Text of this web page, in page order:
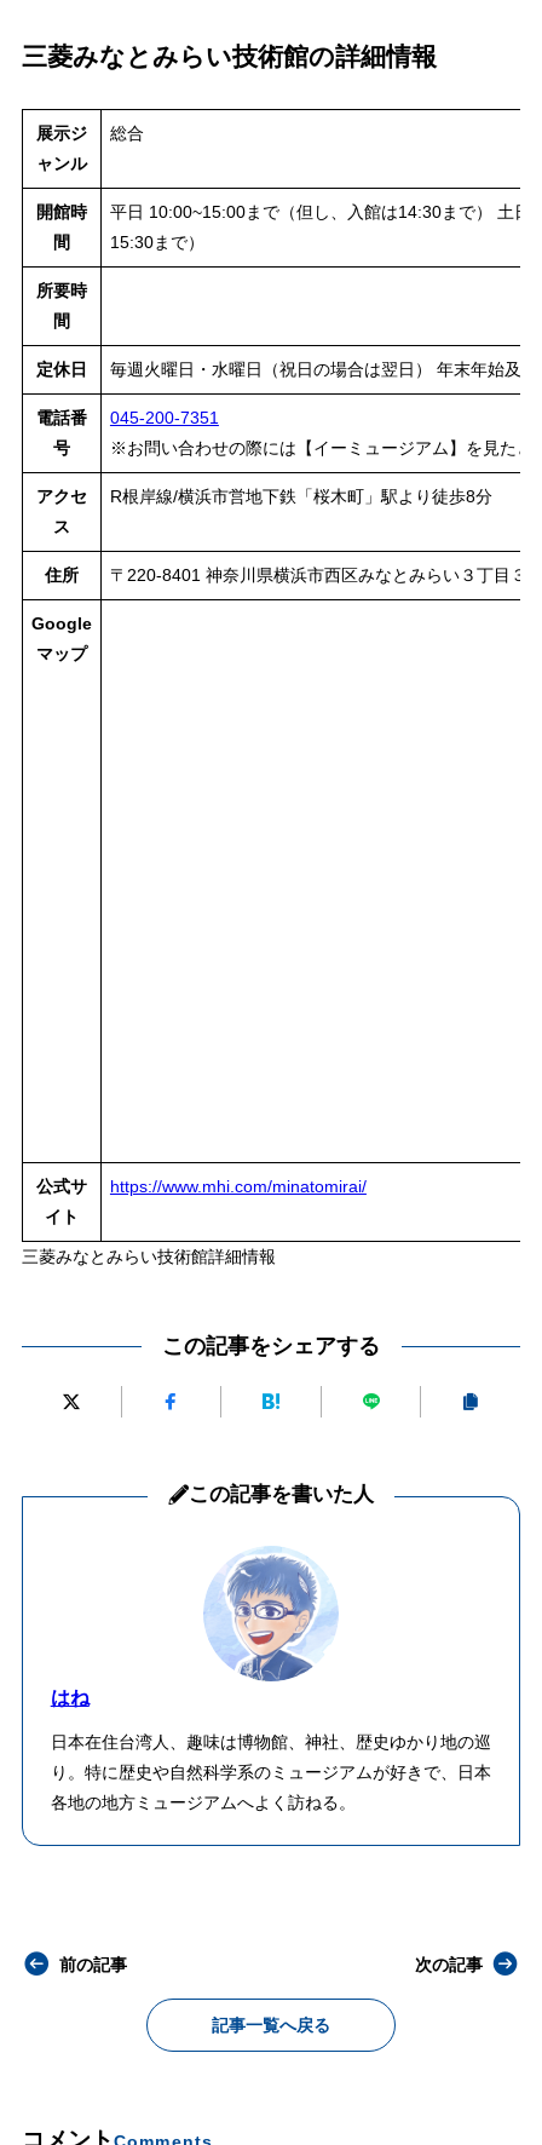
三菱みなとみらい技術館の詳細情報
展示ジ
ャンル
総合
開館時
間
平日 10:00~15:00まで（但し、入館は14:30まで） 土日
15:30まで）
所要時
間
定休日 毎週火曜日・水曜日（祝日の場合は翌日） 年末年始及
電話番
号
045-200-7351
※お問い合わせの際には【イーミュージアム】を見たと
アクセ
ス
R根岸線/横浜市営地下鉄「桜木町」駅より徒歩8分
住所 〒220-8401 神奈川県横浜市西区みなとみらい３丁目３
Google
マップ
公式サ
イト
https://www.mhi.com/minatomirai/
三菱みなとみらい技術館詳細情報
この記事をシェアする
この記事を書いた人
はね
日本在住台湾人、趣味は博物館、神社、歴史ゆかり地の巡
り。特に歴史や自然科学系のミュージアムが好きで、日本
各地の地方ミュージアムへよく訪ねる。
前の記事
記事一覧へ戻る
次の記事